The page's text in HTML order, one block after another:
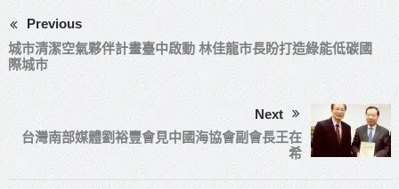
Previous
城市清潔空氣夥伴計畫臺中啟動 林佳龍市長盼打造綠能低碳國
際城市
Next
台灣南部媒體劉裕豐會見中國海協會副會長王在
希